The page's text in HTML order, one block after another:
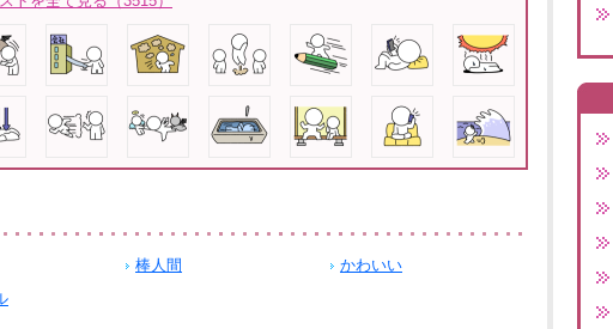
棒人間
かわいい